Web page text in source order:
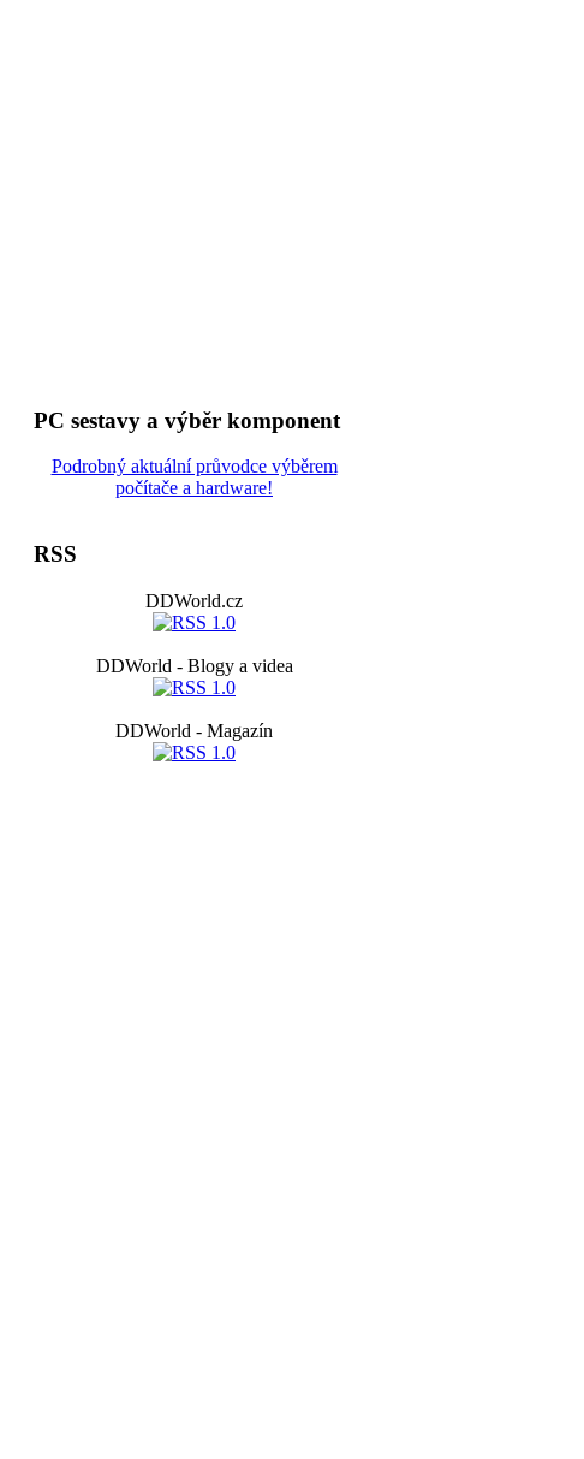
PC sestavy a výběr komponent
Podrobný aktuální průvodce výběrem
počítače a hardware!
RSS
DDWorld.cz
DDWorld - Blogy a videa
DDWorld - Magazín